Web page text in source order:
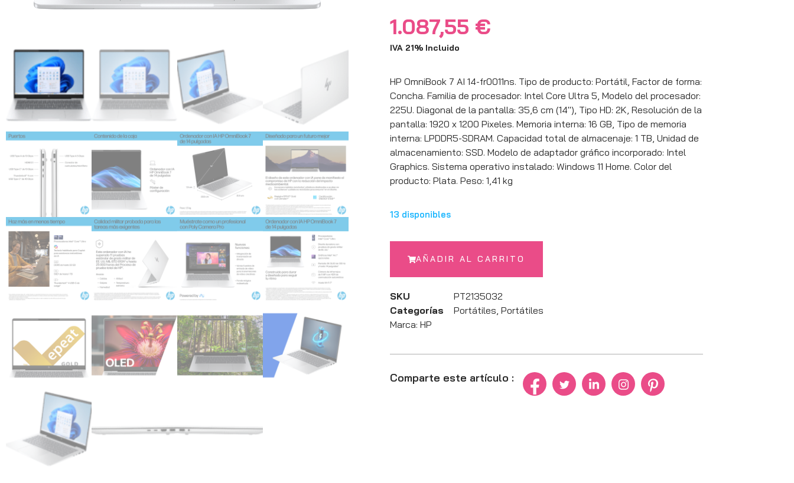
1.087,55 €
IVA 21% Incluido
HP OmniBook 7 AI 14-fr0011ns. Tipo de producto: Portátil, Factor de forma:
Concha. Familia de procesador: Intel Core Ultra 5, Modelo del procesador:
225U. Diagonal de la pantalla: 35,6 cm (14″), Tipo HD: 2K, Resolución de la
pantalla: 1920 x 1200 Pixeles. Memoria interna: 16 GB, Tipo de memoria
interna: LPDDR5-SDRAM. Capacidad total de almacenaje: 1 TB, Unidad de
almacenamiento: SSD. Modelo de adaptador gráfico incorporado: Intel
Graphics. Sistema operativo instalado: Windows 11 Home. Color del
producto: Plata. Peso: 1,41 kg
13 disponibles
AÑADIR AL CARRITO
SKU
PT2135032
Categorías
Portátiles, Portátiles
Marca: HP
Comparte este artículo :